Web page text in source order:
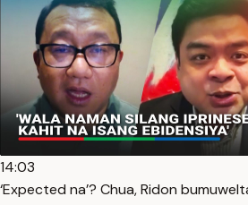
14:03
‘Expected na’? Chua, Ridon